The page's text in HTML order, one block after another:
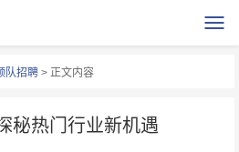
队招聘 > 正文内容
秘热门行业新机遇